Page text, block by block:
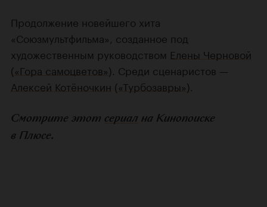
Продолжение новейшего хита
«Союзмультфильма», созданное под
художественным руководством Елены Черновой
(«Гора самоцветов»). Среди сценаристов —
Алексей Котёночкин («Турбозавры»).
Смотрите этот сериал на Кинопоиске
в Плюсе.